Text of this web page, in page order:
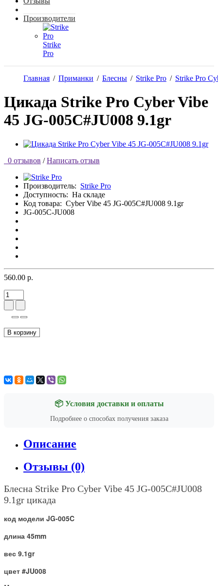
Производители
Strike
Pro
Главная / Приманки / Блесны / Strike Pro / Strike Pro
Цикада Strike Pro Cyber Vibe
45 JG-005C#JU008 9.1gr
0 отзывов / Написать отзыв
Производитель: Strike Pro
Доступность: На складе
Код товара: Cyber Vibe 45 JG-005C#JU008 9.1gr
JG-005C-JU008
560.00 р.
В корзину
📦 Условия доставки и оплаты
Подробнее о способах получения заказа
Описание
Отзывы (0)
Блесна Strike Pro Cyber Vibe 45 JG-005C#JU008
9.1gr цикада
код модели JG-005C
длина 45mm
вес 9.1gr
цвет #JU008